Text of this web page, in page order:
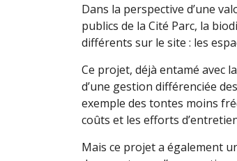
Dans la perspective d’une
publics de la Cité Parc, la
différents sur le site : les
Ce projet, déjà entamé avec
d’une gestion différenciée
exemple des tontes moins
coûts et les efforts
Mais ce projet a également